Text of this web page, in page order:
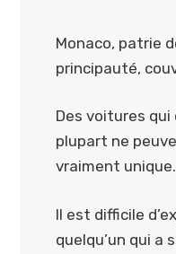
Monaco, patrie
principauté,
Des voitures
plupart ne
vraiment unique.
Il est difficile
quelqu’un qui a